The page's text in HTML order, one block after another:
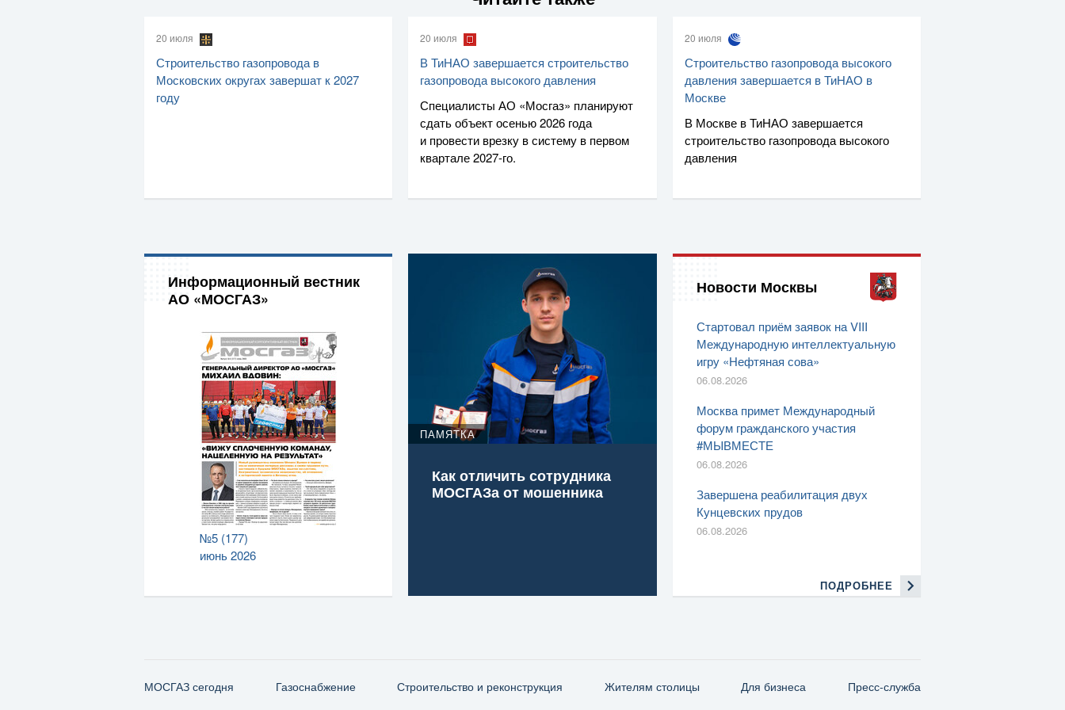
20 июля
Строительство газопровода в
Московских округах завершат к 2027
году
20 июля
В ТиНАО завершается строительство
газопровода высокого давления
СпециалистыАО «Мосгаз» планируют
сдать объект осенью 2026 года
и провести врезку в систему в первом
квартале2027-го.
20 июля
Строительство газопровода высокого
давления завершается в ТиНАО в
Москве
В Москве в ТиНАО завершается
строительство газопровода высокого
давления
Информационный вестник
АО «МОСГАЗ»
№5 (177)
июнь 2026
ПАМЯТКА
Как отличить сотрудника
МОСГАЗа от мошенника
Новости Москвы
Стартовал приём заявок на VIII
Международную интеллектуальную
игру «Нефтяная сова»
06.08.2026
Москва примет Международный
форум гражданского участия
#МЫВМЕСТЕ
06.08.2026
Завершена реабилитация двух
Кунцевских прудов
06.08.2026
ПОДРОБНЕЕ
МОСГАЗ сегодня Газо­снабжение Строительство и реконструкция Жителям столицы Для бизнеса Пресс-служба